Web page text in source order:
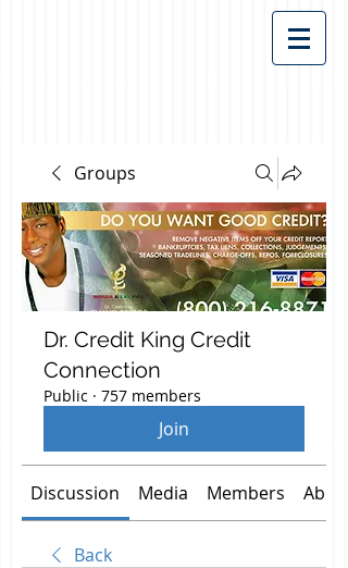
Groups
Dr. Credit King Credit
Connection
Public · 757 members
Join
Discussion Media Members About
Back